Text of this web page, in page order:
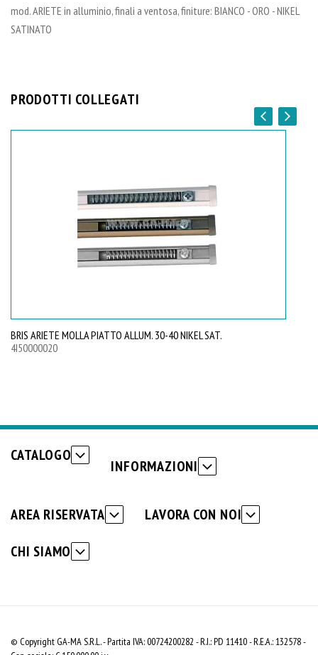
mod. ARIETE in alluminio, finali a ventosa, finiture: BIANCO - ORO - NIKEL
SATINATO
PRODOTTI COLLEGATI
BRIS ARIETE MOLLA PIATTO ALLUM. 30-40 NIKEL SAT.
4I50000020
CHI SIAMO
CATALOGO
INFORMAZIONI
AREA RISERVATA LAVORA CON NOI
© Copyright GA-MA S.R.L. - Partita IVA: 00724200282 - R.I.: PD 11410 - R.E.A.: 132578 -